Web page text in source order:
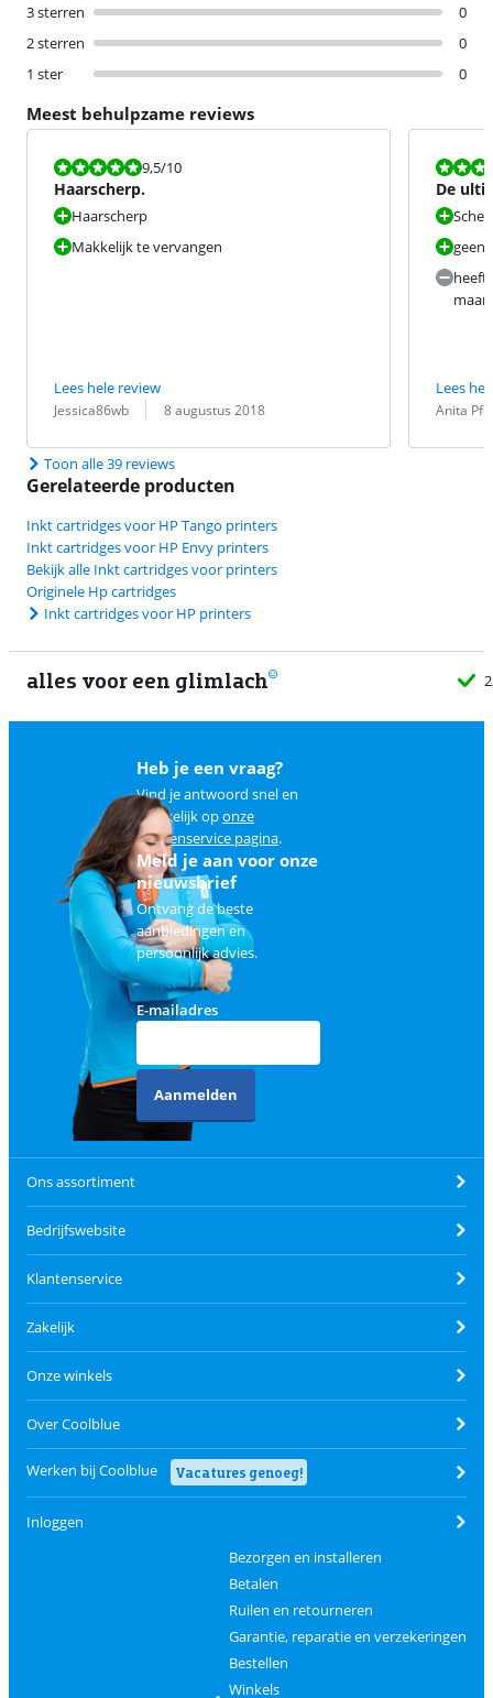
3 sterren
0
2 sterren
0
1 ster
0
Meest behulpzame reviews
Beoordeling is 9,5 van de 10.
9,5/10
Haarscherp.
Haarscherp
Makkelijk te vervangen
Lees hele review
Beoordeling door:
Jessica86wb
Datum: 8 augustus 2018
De
geen
heeft
maar
Lees
Anita
Datum:
Toon alle 39 reviews
Gerelateerde producten
Inkt cartridges voor HP Tango printers
Inkt cartridges voor HP Envy printers
Bekijk alle Inkt cartridges voor printers
Originele Hp cartridges
Inkt cartridges voor HP printers
alles voor een glimlach
Heb je een vraag?
Vind je antwoord snel en
makkelijk oponze
klantenservice pagina.
Meld je aan voor onze
nieuwsbrief
Ontvang de beste
aanbiedingen en
persoonlijk advies.
E-mailadres
Aanmelden
Ons assortiment
Bedrijfswebsite
Klantenservice
Zakelijk
Onze winkels
Over Coolblue
Werken bij Coolblue Vacatures genoeg!
Inloggen
Bezorgen en installeren
Betalen
Ruilen en retourneren
Garantie, reparatie en verzekeringen
Bestellen
Winkels